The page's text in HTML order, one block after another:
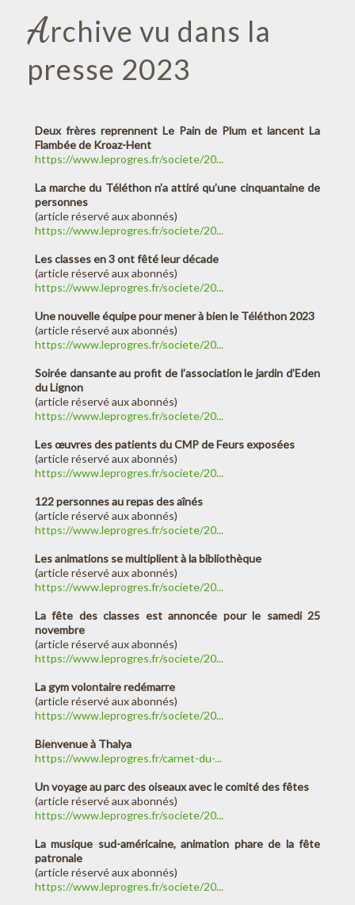
Archive vu dans la
presse 2023
Deux frères reprennent Le Pain de Plum et lancent La
Flambée de Kroaz-Hent
https://www.leprogres.fr/societe/20...
La marche du Téléthon n’a attiré qu’une cinquantaine de
personnes
(article réservé aux abonnés)
https://www.leprogres.fr/societe/20...
Les classes en 3 ont fêté leur décade
(article réservé aux abonnés)
https://www.leprogres.fr/societe/20...
Une nouvelle équipe pour mener à bien le Téléthon 2023
(article réservé aux abonnés)
https://www.leprogres.fr/societe/20...
Soirée dansante au profit de l’association le jardin d’Eden
du Lignon
(article réservé aux abonnés)
https://www.leprogres.fr/societe/20...
Les œuvres des patients du CMP de Feurs exposées
(article réservé aux abonnés)
https://www.leprogres.fr/societe/20...
122 personnes au repas des aînés
(article réservé aux abonnés)
https://www.leprogres.fr/societe/20...
Les animations se multiplient à la bibliothèque
(article réservé aux abonnés)
https://www.leprogres.fr/societe/20...
La fête des classes est annoncée pour le samedi 25
novembre
(article réservé aux abonnés)
https://www.leprogres.fr/societe/20...
La gym volontaire redémarre
(article réservé aux abonnés)
https://www.leprogres.fr/societe/20...
Bienvenue à Thalya
https://www.leprogres.fr/carnet-du-...
Un voyage au parc des oiseaux avec le comité des fêtes
(article réservé aux abonnés)
https://www.leprogres.fr/societe/20...
La musique sud-américaine, animation phare de la fête
patronale
(article réservé aux abonnés)
https://www.leprogres.fr/societe/20...